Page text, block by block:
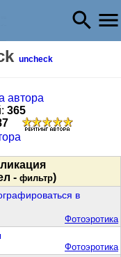
uncheck
автора
365
- фильтр)
в
Фотоэротика
Фотоэротика